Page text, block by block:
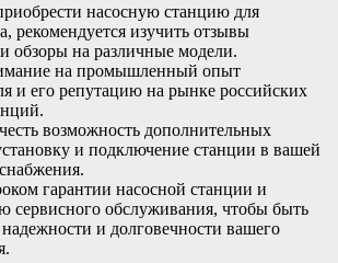
насосную станцию для
рекомендуется изучить отзывы
обзоры на различные модели.
на промышленный опыт
и его репутацию на рынке российских
возможность дополнительных
и подключение станции в вашей
гарантии насосной станции и
сервисного обслуживания, чтобы быть
и долговечности вашего